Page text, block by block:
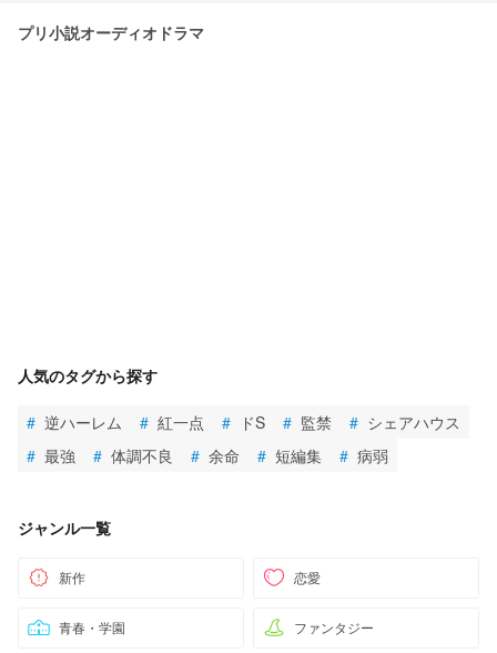
プリ小説オーディオドラマ
人気のタグから探す
# 逆ハーレム # 紅一点 # ドS # 監禁 # シェアハウス
# 最強 # 体調不良 # 余命 # 短編集 # 病弱
ジャンル一覧
新作 恋愛
青春・学園 ファンタジー